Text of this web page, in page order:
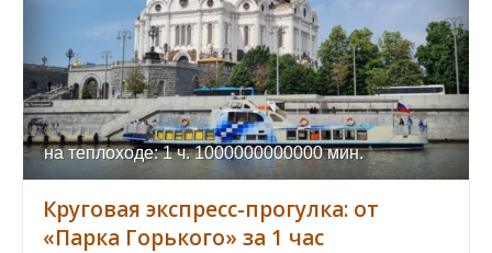
на теплоходе: 1 ч. 1000000000000 мин.
Круговая экспресс-прогулка: от
«Парка Горького» за 1 час